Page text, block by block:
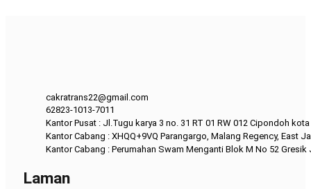
cakratrans22@gmail.com
62823-1013-7011
Kantor Pusat : Jl.Tugu karya 3 no. 31 RT 01 RW 012 Cipondoh
Kantor Cabang : XHQQ+9VQ Parangargo, Malang Regency, East
Kantor Cabang : Perumahan Swam Menganti Blok M No 52 Gresik
Laman